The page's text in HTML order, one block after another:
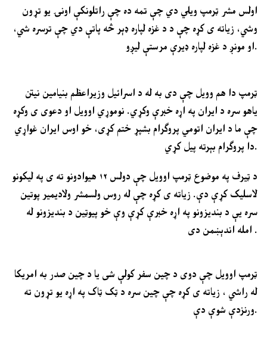
اولس مشر ټرمپ ویلي دي چې تمه ده چې راتلونکې اونۍ یو تړون
وشي، زیاته ی کړه چې د د غزه لپاره ډېر څه پاتې دي چې ترسره شي،
او مونږ د غزه لپاره ډیرې مرستې لیږو.
ټرمپ دا هم وویل چې دی به له د اسرائیل وزیراعظم بنیامین نیتن
یاهو سره د ایران په اړه خبرې وکړي. نوموړي اوویل او دعوی ی وکړه
چې ما د ایران اتومي پروګرام بشپړ ختم کړی، خو اوس ایران غواړي
دا پروګرام بېرته پیل کړي.
د ټیرف په موضوع ټرمپ اوویل چې دولس ۱۲ هیوادونو ته ی په لیکونو
لاسلیک کړې دې. زیاته ی کړه چې له روس ولسمشر ولادیمیر پوتین
سره یې د بندیزونو په اړه خبرې کړې وې خو پیوټین د بندیزونو له
امله اندېښمن دی .
ټرمپ اوویل چې دوی د چین سفر کولې شی یا د چین صدر به امریکا
له راشي ، زیاته ی کړه چې چین سره د ټک ټاک په اړه یو تړون ته
ورنزدې شوې دې.